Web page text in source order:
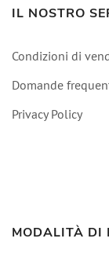
IL NOSTRO
Condizioni di
Domande
Privacy Policy
MODALITÀ DI